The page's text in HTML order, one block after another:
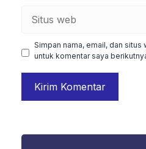
Simpan nama, email, dan
untuk komentar saya